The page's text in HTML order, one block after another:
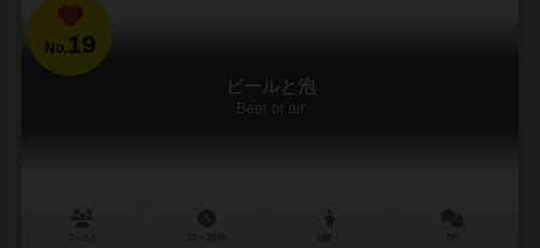
No.19
ビールと泡
Beer or air